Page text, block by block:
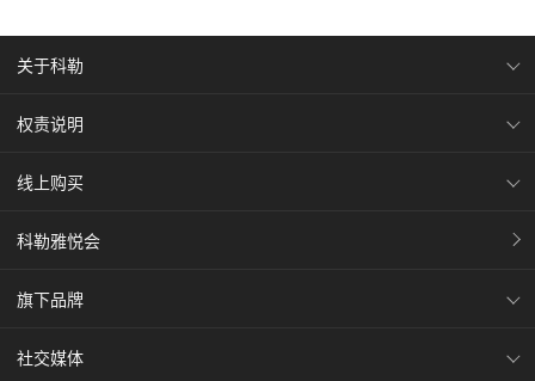
关于科勒
权责说明
线上购买
科勒雅悦会
旗下品牌
社交媒体